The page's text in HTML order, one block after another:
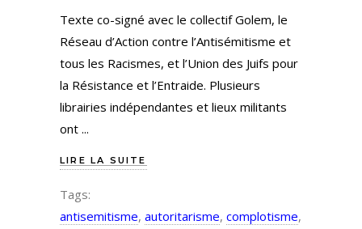
Texte co-signé avec le collectif Golem, le
Réseau d’Action contre l’Antisémitisme et
tous les Racismes, et l’Union des Juifs pour
la Résistance et l’Entraide. Plusieurs
librairies indépendantes et lieux militants
ont
LIRE LA SUITE
Tags:
antisemitisme, autoritarisme, complotisme,